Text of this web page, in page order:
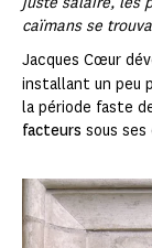
caïmans se
Jacques Cœur
installant un peu
la période faste
facteurs sous ses